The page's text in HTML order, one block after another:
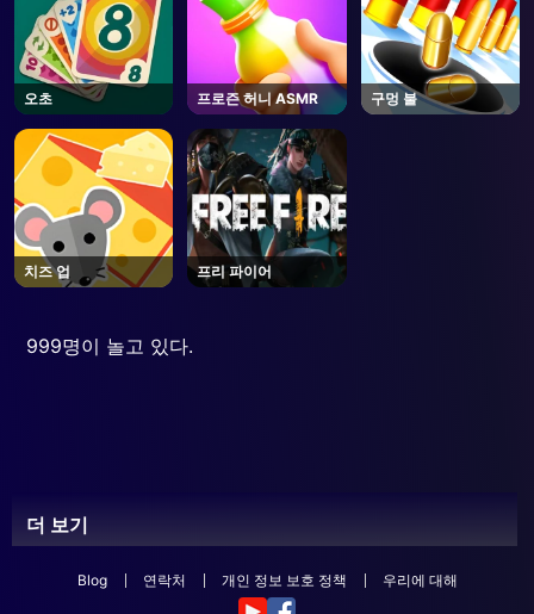
오초 프로즌 허니 ASMR 구멍 불
치즈 업 프리 파이어
999명이 놀고 있다.
더 보기
Blog 연락처 개인 정보 보호 정책 우리에 대해